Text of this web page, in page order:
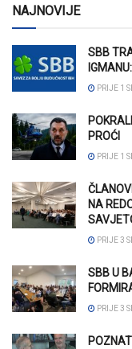
NAJNOVIJE
SBB
PRIJE 1
PROĆI
PRIJE 1
NA
PRIJE 3
SBB U
PRIJE 3